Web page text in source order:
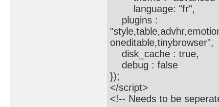
language: "fr",
plugins :
oneditable,tinybrowser",
disk_cache : true,
debug : false
});
</script>
<!-- Needs to be